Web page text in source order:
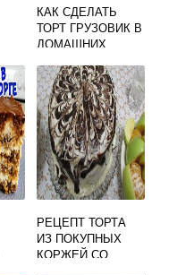
КАК СДЕЛАТЬ
ТОРТ ГРУЗОВИК В
ДОМАШНИХ
ПОШАГОВО С
ФОТО
РЕЦЕПТ ТОРТА
ИЗ ПОКУПНЫХ
КОРЖЕЙ СО